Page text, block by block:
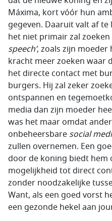
Máxima, kort vóór hun
gegeven. Daaruit valt af
het niet primair zal
speech’, zoals zijn moeder
kracht meer zoeken waar
het directe contact met
burgers. Hij zal zeker
ontspannen en
media dan zijn moeder
was het maar omdat
onbeheersbare social
zullen overnemen. Een
door de koning biedt hem
mogelijkheid tot direct
zonder noodzakelijke
Want, als een goed vorst
een gezonde hekel aan